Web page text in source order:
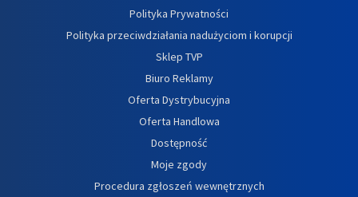
Polityka Prywatności
Polityka przeciwdziałania nadużyciom i korupcji
Sklep TVP
Biuro Reklamy
Oferta Dystrybucyjna
Oferta Handlowa
Dostępność
Moje zgody
Procedura zgłoszeń wewnętrznych